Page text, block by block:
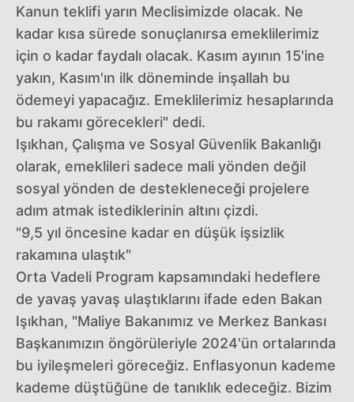
Kanun teklifi yarın Meclisimizde olacak. Ne
kadar kısa sürede sonuçlanırsa emeklilerimiz
için o kadar faydalı olacak. Kasım ayının 15'ine
yakın, Kasım'ın ilk döneminde inşallah bu
ödemeyi yapacağız. Emeklilerimiz hesaplarında
bu rakamı görecekleri" dedi.
Işıkhan, Çalışma ve Sosyal Güvenlik Bakanlığı
olarak, emeklileri sadece mali yönden değil
sosyal yönden de destekleneceği projelere
adım atmak istediklerinin altını çizdi.
"9,5 yıl öncesine kadar en düşük işsizlik
rakamına ulaştık"
Orta Vadeli Program kapsamındaki hedeflere
de yavaş yavaş ulaştıklarını ifade eden Bakan
Işıkhan, "Maliye Bakanımız ve Merkez Bankası
Başkanımızın öngörüleriyle 2024'ün ortalarında
bu iyileşmeleri göreceğiz. Enflasyonun kademe
kademe düştüğüne de tanıklık edeceğiz. Bizim